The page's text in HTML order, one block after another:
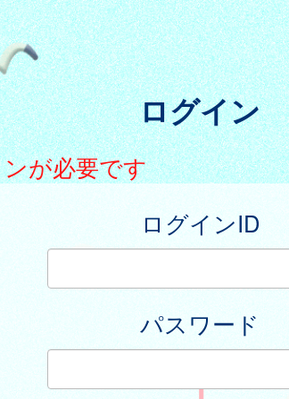
ログイン
が必要です
ログインID
パスワード